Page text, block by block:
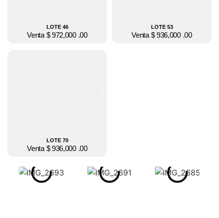
LOTE 46
Venta $ 972,000 .00
LOTE 53
Venta $ 936,000 .00
LOTE 70
Venta $ 936,000 .00